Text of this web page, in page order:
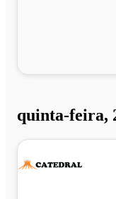
quinta-feira,